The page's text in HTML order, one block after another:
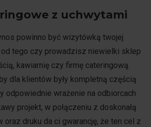
z uchwytami
powinno być wizytówką twojej
od tego czy prowadzisz niewielki sklep
kawiarnię czy firmę cateringową.
dla klientów były kompletną częścią
odpowiednie wrażenie na odbiorcach
projekt, w połączeniu z doskonałą
oraz druku da ci gwarancję, że ten cel z